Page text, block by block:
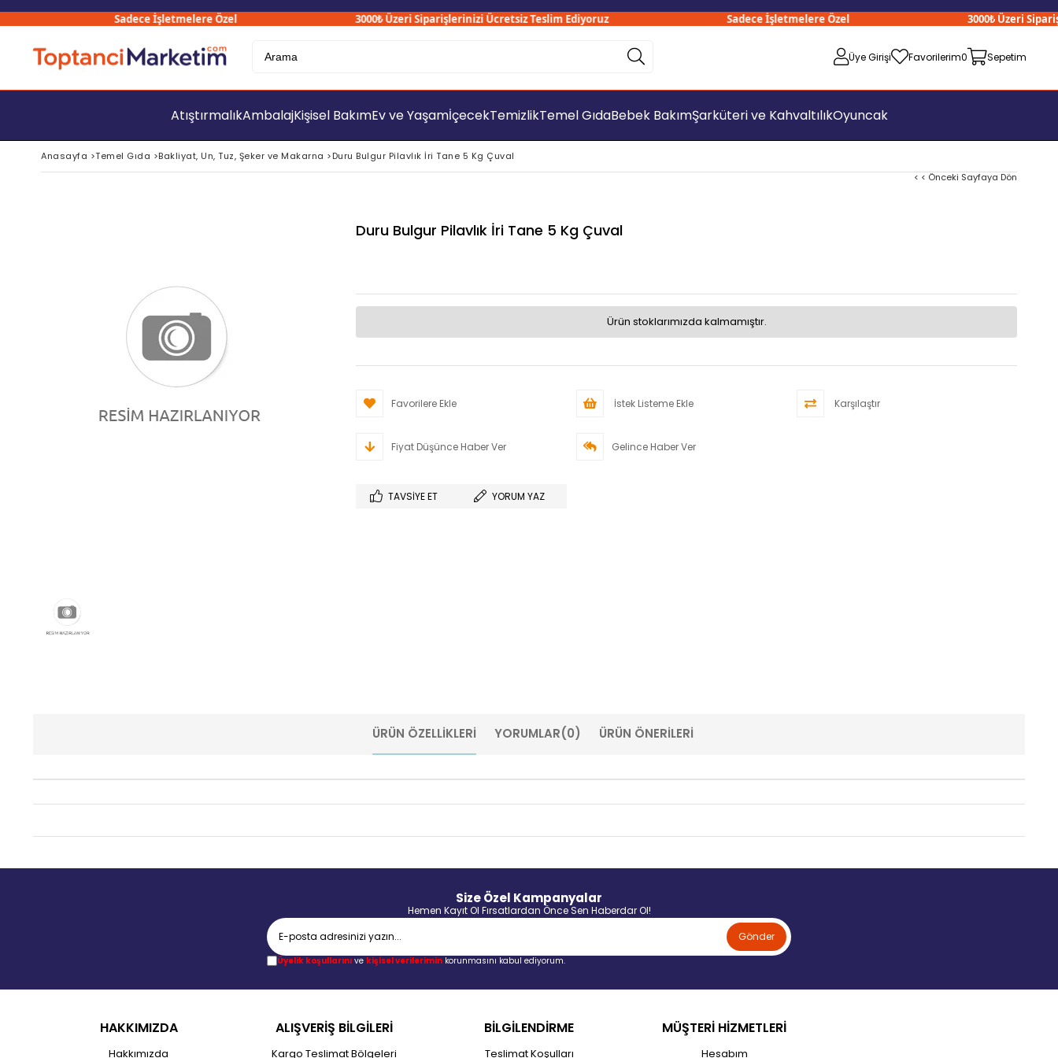
Sadece İşletmelere Özel 3000₺ Üzeri Siparişlerinizi Ücretsiz Teslim Ediyoruz Sadece İşletmelere Özel 3000₺ Üzeri
Üye Girişi Favorilerim0 Sepetim
AtıştırmalıkAmbalajKişisel BakımEv ve YaşamİçecekTemizlikTemel GıdaBebek BakımŞarküteri ve KahvaltılıkOyuncak
Anasayfa >Temel Gıda >Bakliyat, Un, Tuz, Şeker ve Makarna >Duru Bulgur Pilavlık İri Tane 5 Kg Çuval
< < Önceki Sayfaya Dön
Duru Bulgur Pilavlık İri Tane 5 Kg Çuval
Ürün stoklarımızda kalmamıştır.
Favorilere Ekle İstek Listeme Ekle Karşılaştır
Fiyat Düşünce Haber Ver Gelince Haber Ver
TAVSIYE ET YORUM YAZ
ÜRÜN ÖZELLIKLERI YORUMLAR(0) ÜRÜN ÖNERILERI
Size Özel Kampanyalar
Hemen Kayıt Ol Fırsatlardan Önce Sen Haberdar Ol!
Gönder
Üyelik koşullarınıve kişisel verileriminkorunmasını kabul ediyorum.
HAKKIMIZDA
Hakkımızda
ALIŞVERİŞ BİLGİLERİ
Kargo Teslimat Bölgeleri
BİLGİLENDİRME
Teslimat Koşulları
MÜŞTERİ HİZMETLERİ
Hesabım